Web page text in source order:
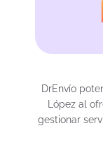
DrEnvío
López al
gestionar